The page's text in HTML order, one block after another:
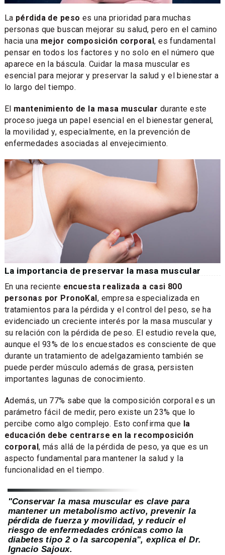
La pérdida de peso es una prioridad para muchas
personas que buscan mejorar su salud, pero en el camino
hacia una mejor composición corporal, es fundamental
pensar en todos los factores y no solo en el número que
aparece en la báscula. Cuidar la masa muscular es
esencial para mejorar y preservar la salud y el bienestar a
lo largo del tiempo.
El mantenimiento de la masa muscular durante este
proceso juega un papel esencial en el bienestar general,
la movilidad y, especialmente, en la prevención de
enfermedades asociadas al envejecimiento.
La importancia de preservar la masa muscular
En una reciente encuesta realizada a casi 800
personas por PronoKal, empresa especializada en
tratamientos para la pérdida y el control del peso, se ha
evidenciado un creciente interés por la masa muscular y
su relación con la pérdida de peso. El estudio revela que,
aunque el 93% de los encuestados es consciente de que
durante un tratamiento de adelgazamiento también se
puede perder músculo además de grasa, persisten
importantes lagunas de conocimiento.
Además, un 77% sabe que la composición corporal es un
parámetro fácil de medir, pero existe un 23% que lo
percibe como algo complejo. Esto confirma que la
educación debe centrarse en la recomposición
corporal, más allá de la pérdida de peso, ya que es un
aspecto fundamental para mantener la salud y la
funcionalidad en el tiempo.
"Conservar la masa muscular es clave para
mantener un metabolismo activo, prevenir la
pérdida de fuerza y movilidad, y reducir el
riesgo de enfermedades crónicas como la
diabetes tipo 2 o la sarcopenia", explica el Dr.
Ignacio Sajoux.